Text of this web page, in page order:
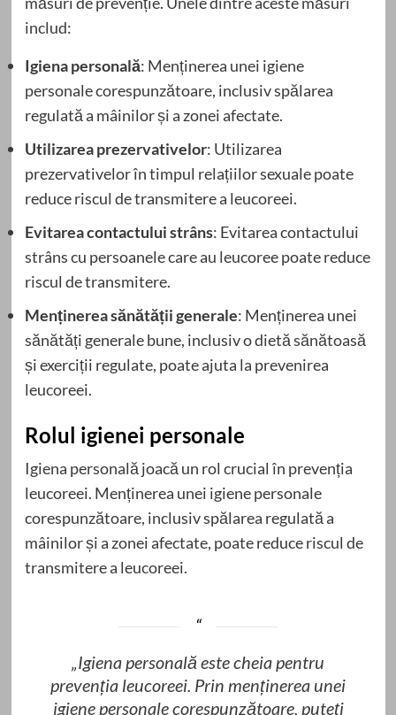
includ:
Igiena personală: Menținerea unei igiene
personale corespunzătoare, inclusiv spălarea
regulată a mâinilor și a zonei afectate.
Utilizarea prezervativelor: Utilizarea
prezervativelor în timpul relațiilor sexuale poate
reduce riscul de transmitere a leucoreei.
Evitarea contactului strâns: Evitarea contactului
strâns cu persoanele care au leucoree poate reduce
riscul de transmitere.
Menținerea sănătății generale: Menținerea unei
sănătăți generale bune, inclusiv o dietă sănătoasă
și exerciții regulate, poate ajuta la prevenirea
leucoreei.
Rolul igienei personale
Igiena personală joacă un rol crucial în prevenția
leucoreei. Menținerea unei igiene personale
corespunzătoare, inclusiv spălarea regulată a
mâinilor și a zonei afectate, poate reduce riscul de
transmitere a leucoreei.
„Igiena personală este cheia pentru
prevenția leucoreei. Prin menținerea unei
igiene personale corespunzătoare, puteți